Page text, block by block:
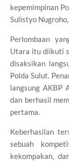
kepemimpinan
Sulistyo Nugroho,
Perlombaan
Utara itu diikuti
disaksikan
Polda Sulut.
langsung AKBP
dan berhasil
pertama.
Keberhasilan
sebuah
kekompakan,